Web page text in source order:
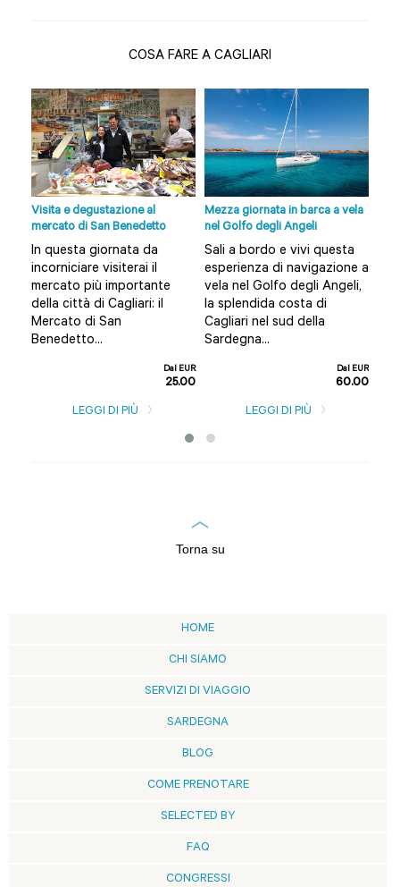
COSA FARE A CAGLIARI
Visita e degustazione al
mercato di San Benedetto
In questa giornata da
incorniciare visiterai il
mercato più importante
della città di Cagliari: il
Mercato di San
Benedetto...
Dal EUR
25.00
LEGGI DI PIÙ
Mezza giornata in barca a vela
nel Golfo degli Angeli
Sali a bordo e vivi questa
esperienza di navigazione a
vela nel Golfo degli Angeli,
la splendida costa di
Cagliari nel sud della
Sardegna...
Dal EUR
60.00
LEGGI DI PIÙ
Torna su
HOME
CHI SIAMO
SERVIZI DI VIAGGIO
SARDEGNA
BLOG
COME PRENOTARE
SELECTED BY
FAQ
CONGRESSI